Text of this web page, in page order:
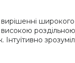
широкого